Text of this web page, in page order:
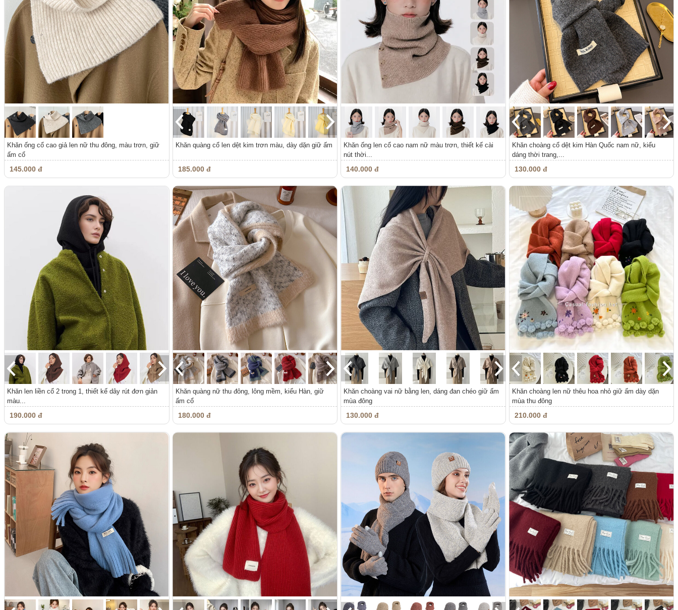
Khăn ống cổ cao giả len nữ thu đông, màu trơn, giữ
ấm cổ
145.000 đ
Khăn quàng cổ len dệt kim trơn màu, dày dặn giữ ấm
185.000 đ
Khăn ống len cổ cao nam nữ màu trơn, thiết kế cài
nút thời...
140.000 đ
Khăn choàng cổ dệt kim Hàn Quốc nam nữ, kiểu
dáng thời trang,...
130.000 đ
Khăn len liền cổ 2 trong 1, thiết kế dây rút đơn giản
màu...
190.000 đ
Khăn quàng nữ thu đông, lông mềm, kiểu Hàn, giữ
ấm cổ
180.000 đ
Khăn choàng vai nữ bằng len, dáng đan chéo giữ ấm
mùa đông
130.000 đ
Khăn choàng len nữ thêu hoa nhỏ giữ ấm dày dặn
mùa thu đông
210.000 đ